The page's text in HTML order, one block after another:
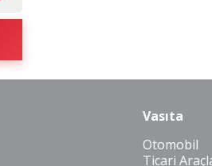
Vasıta
Otomobil
Ticari